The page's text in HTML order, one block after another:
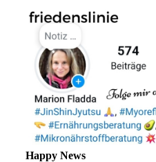
Happy News